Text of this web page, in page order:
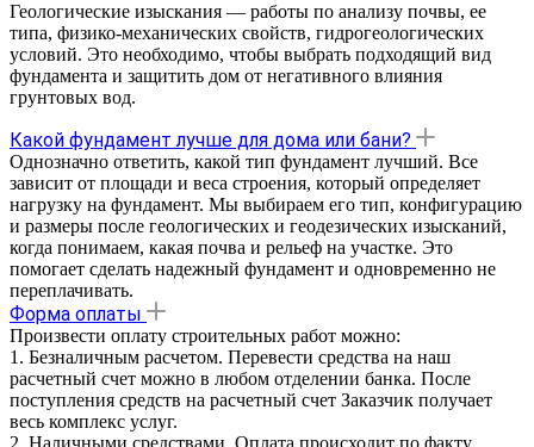
Геологические изыскания — работы по анализу почвы, ее
типа, физико-механических свойств, гидрогеологических
условий. Это необходимо, чтобы выбрать подходящий вид
фундамента и защитить дом от негативного влияния
грунтовых вод.
Какой фундамент лучше для дома или бани?
Однозначно ответить, какой тип фундамент лучший. Все
зависит от площади и веса строения, который определяет
нагрузку на фундамент. Мы выбираем его тип, конфигурацию
и размеры после геологических и геодезических изысканий,
когда понимаем, какая почва и рельеф на участке. Это
помогает сделать надежный фундамент и одновременно не
переплачивать.
Форма оплаты
Произвести оплату строительных работ можно:
1. Безналичным расчетом. Перевести средства на наш
расчетный счет можно в любом отделении банка. После
поступления средств на расчетный счет Заказчик получает
весь комплекс услуг.